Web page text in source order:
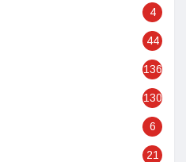
4
44
136
130
6
21